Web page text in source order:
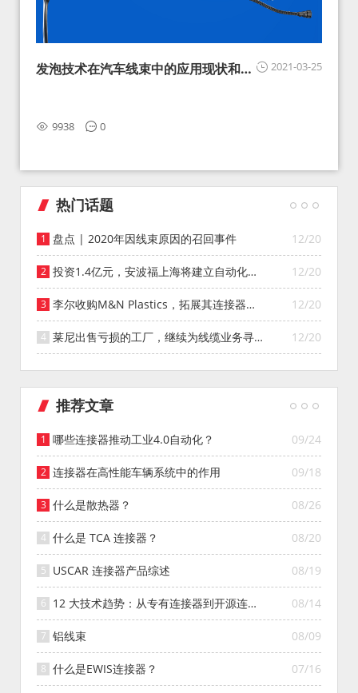
2021-03-25
发泡技术在汽车线束中的应用现状和展
9938 0
热门话题
12/20
盘点 | 2020年因线束原因的召回事件
12/20
投资1.4亿元，安波福上海将建立自动化智
能仓库
12/20
李尔收购M&N Plastics，拓展其连接器系
统业务
12/20
莱尼出售亏损的工厂，继续为线缆业务寻找
投资者
推荐文章
09/24
哪些连接器推动工业4.0自动化？
09/18
连接器在高性能车辆系统中的作用
08/26
什么是散热器？
08/20
什么是 TCA 连接器？
08/19
USCAR 连接器产品综述
08/14
12 大技术趋势：从专有连接器到开源连接
器的演变
08/09
铝线束
07/16
什么是EWIS连接器？